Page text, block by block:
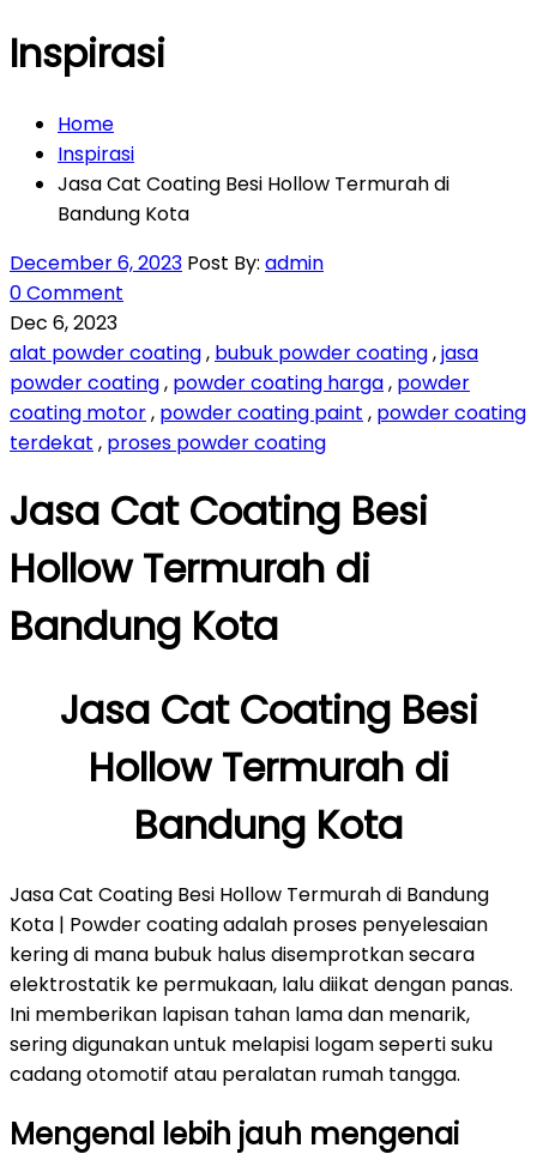
Inspirasi
Home
Inspirasi
Jasa Cat Coating Besi Hollow Termurah di
Bandung Kota
December 6, 2023 Post By: admin
0 Comment
Dec 6, 2023
alat powder coating, bubuk powder coating,jasa
powder coating, powder coating harga, powder
coating motor, powder coating paint , powder coating
terdekat , proses powder coating
Jasa Cat Coating Besi
Hollow Termurah di
Bandung Kota
Jasa Cat Coating Besi
Hollow Termurah di
Bandung Kota
Jasa Cat Coating Besi Hollow Termurah di Bandung
Kota | Powder coating adalah proses penyelesaian
kering di mana bubuk halus disemprotkan secara
elektrostatik ke permukaan, lalu diikat dengan panas.
Ini memberikan lapisan tahan lama dan menarik,
sering digunakan untuk melapisi logam seperti suku
cadang otomotif atau peralatan rumah tangga.
Mengenal lebih jauh mengenai